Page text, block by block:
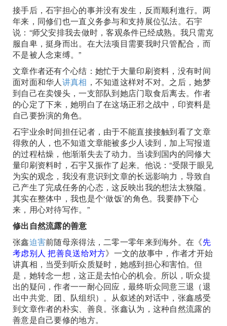
接手后，石宇担心的事并没有发生，反而顺利進行。两
年来，同修们也一直义务参与和支持展位弘法。石宇
说：“师父安排我去做时，客观条件已经成熟。我只需克
服自卑，挺身而出。在大法项目需要我时只管配合，而
不是被人念束缚。”
文章作者还有个心结：她忙于大量印刷资料，没有时间
面对面和华人讲真相 ，不知道这样对不对。之后，她梦
到自己在卖馒头，一支部队到她店门取食后离去。作者
的心定了下来，她明白了在这场正邪之战中，印资料是
自己要扮演的角色。
石宇业余时间担任记者，由于不能直接接触到看了文章
得救的人，也不知道文章能被多少人读到，加上写报道
的过程枯燥，他渐渐失去了动力。当读到国内的同修大
量印刷资料时，石宇又振作了起来。他说：“受限于眼见
为实的观念，我没有意识到文章的长远影响力，导致自
己产生了完成任务的心态，这反映出我的想法太狭隘。
其实在整体中，我也是个‘做饭’的角色。我要静下心
来，用心对待写作。”
修出自然流露的善意
张鑫迫害前随母亲得法，二零一零年来到海外。在《先
考虑别人 把善良送给对方》一文的故事中，作者才开始
讲真相，当受到听众质疑时，她感到担心和害怕。但
是，她转念一想，这正是去怕心的机会。所以，听众提
出的疑问，作者一一耐心回应，最终听众同意三退（退
出中共党、团、队组织）。从叙述的对话中，张鑫感受
到文章作者的朴实、善良。张鑫认为，这种自然流露的
善意是自己要修的地方。